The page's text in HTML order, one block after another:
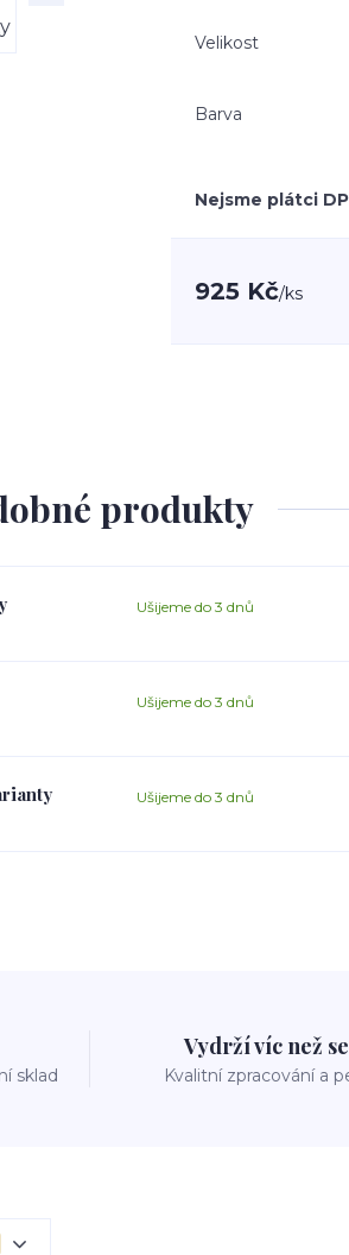
Velikost
Barva
Nejsme plátci
925 Kč/ks
produkty
Ušijeme do 3 dnů
Ušijeme do 3 dnů
Ušijeme do 3 dnů
sklad
Vydrží víc než
Kvalitní zpracování a